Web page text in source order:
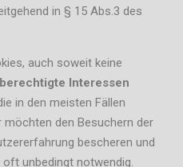
in § 15 Abs.3 des
auch soweit keine
berechtigte Interessen
in den meisten Fällen
den Besuchern der
bescheren und
unbedingt notwendig.